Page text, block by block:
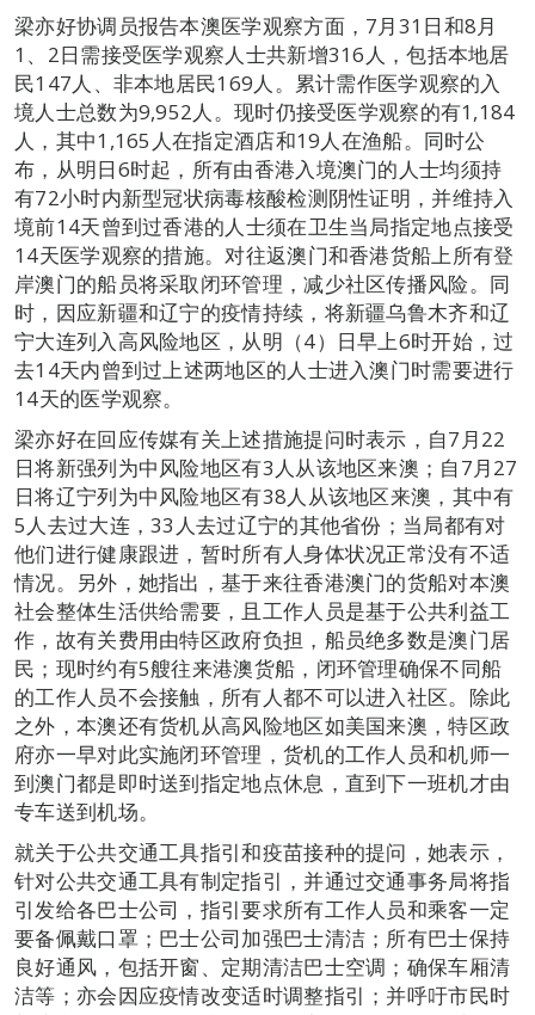
梁亦好协调员报告本澳医学观察方面，7月31日和8月
1、2日需接受医学观察人士共新增316人，包括本地居
民147人、非本地居民169人。累计需作医学观察的入
境人士总数为9,952人。现时仍接受医学观察的有1,184
人，其中1,165人在指定酒店和19人在渔船。同时公
布，从明日6时起，所有由香港入境澳门的人士均须持
有72小时内新型冠状病毒核酸检测阴性证明，并维持入
境前14天曾到过香港的人士须在卫生当局指定地点接受
14天医学观察的措施。对往返澳门和香港货船上所有登
岸澳门的船员将采取闭环管理，减少社区传播风险。同
时，因应新疆和辽宁的疫情持续，将新疆乌鲁木齐和辽
宁大连列入高风险地区，从明（4）日早上6时开始，过
去14天内曾到过上述两地区的人士进入澳门时需要进行
14天的医学观察。
梁亦好在回应传媒有关上述措施提问时表示，自7月22
日将新强列为中风险地区有3人从该地区来澳；自7月27
日将辽宁列为中风险地区有38人从该地区来澳，其中有
5人去过大连，33人去过辽宁的其他省份；当局都有对
他们进行健康跟进，暂时所有人身体状况正常没有不适
情况。另外，她指出，基于来往香港澳门的货船对本澳
社会整体生活供给需要，且工作人员是基于公共利益工
作，故有关费用由特区政府负担，船员绝多数是澳门居
民；现时约有5艘往来港澳货船，闭环管理确保不同船
的工作人员不会接触，所有人都不可以进入社区。除此
之外，本澳还有货机从高风险地区如美国来澳，特区政
府亦一早对此实施闭环管理，货机的工作人员和机师一
到澳门都是即时送到指定地点休息，直到下一班机才由
专车送到机场。
就关于公共交通工具指引和疫苗接种的提问，她表示，
针对公共交通工具有制定指引，并通过交通事务局将指
引发给各巴士公司，指引要求所有工作人员和乘客一定
要备佩戴口罩；巴士公司加强巴士清洁；所有巴士保持
良好通风，包括开窗、定期清洁巴士空调；确保车厢清
洁等；亦会因应疫情改变适时调整指引；并呼吁市民时